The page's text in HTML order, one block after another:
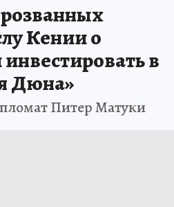
Кении о
в
Дюна»
Питер Матуки